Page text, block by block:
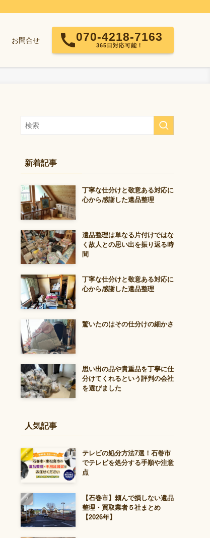
お問合せ 070-4218-7163
365日対応可能！
新着記事
丁寧な仕分けと敬意ある対応に
心から感謝した遺品整理
遺品整理は単なる片付けではな
く故人との思い出を振り返る時
間
丁寧な仕分けと敬意ある対応に
心から感謝した遺品整理
驚いたのはその仕分けの細かさ
思い出の品や貴重品を丁寧に仕
分けてくれるという評判の会社
を選びました
人気記事
テレビの処分方法7選！石巻市
でテレビを処分する手順や注意
点
【石巻市】頼んで損しない遺品
整理・買取業者５社まとめ
【2026年】